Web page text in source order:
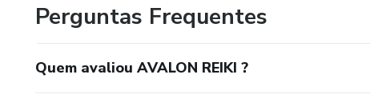
Perguntas Frequentes
Quem avaliou AVALON REIKI ?